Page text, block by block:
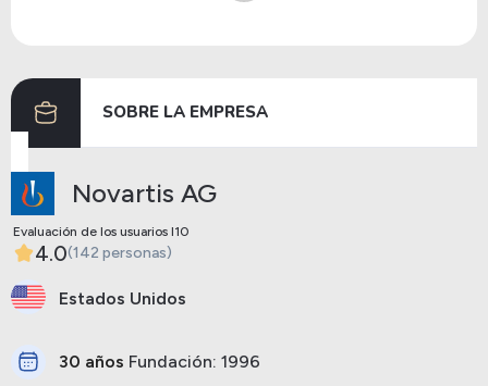
SOBRE LA EMPRESA
Novartis AG
Evaluación de los usuarios I10
4.0(142 personas)
Estados Unidos
30 años Fundación: 1996